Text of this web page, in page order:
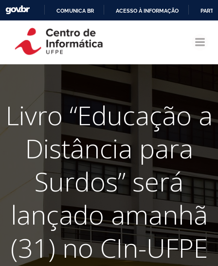
CONTEÚDO
COMUNICA BR ACESSO À INFORMAÇÃO
Livro “Educação a
Distância para
Surdos” será
lançado amanhã
(31) no CIn-UFPE